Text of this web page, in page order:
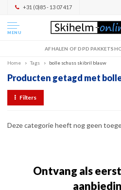
+31 (0)85 - 13 07 417
MENU
AFHALEN OF DPD
Home Tags bolle schuss skibril blauw
Producten getagd met
Filters
Deze categorie heeft nog geen
Ontvang als